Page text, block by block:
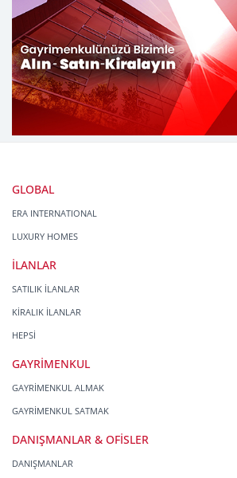
GLOBAL
ERA INTERNATIONAL
LUXURY HOMES
İLANLAR
SATILIK İLANLAR
KİRALIK İLANLAR
HEPSİ
GAYRİMENKUL
GAYRİMENKUL ALMAK
GAYRİMENKUL SATMAK
DANIŞMANLAR & OFİSLER
DANIŞMANLAR